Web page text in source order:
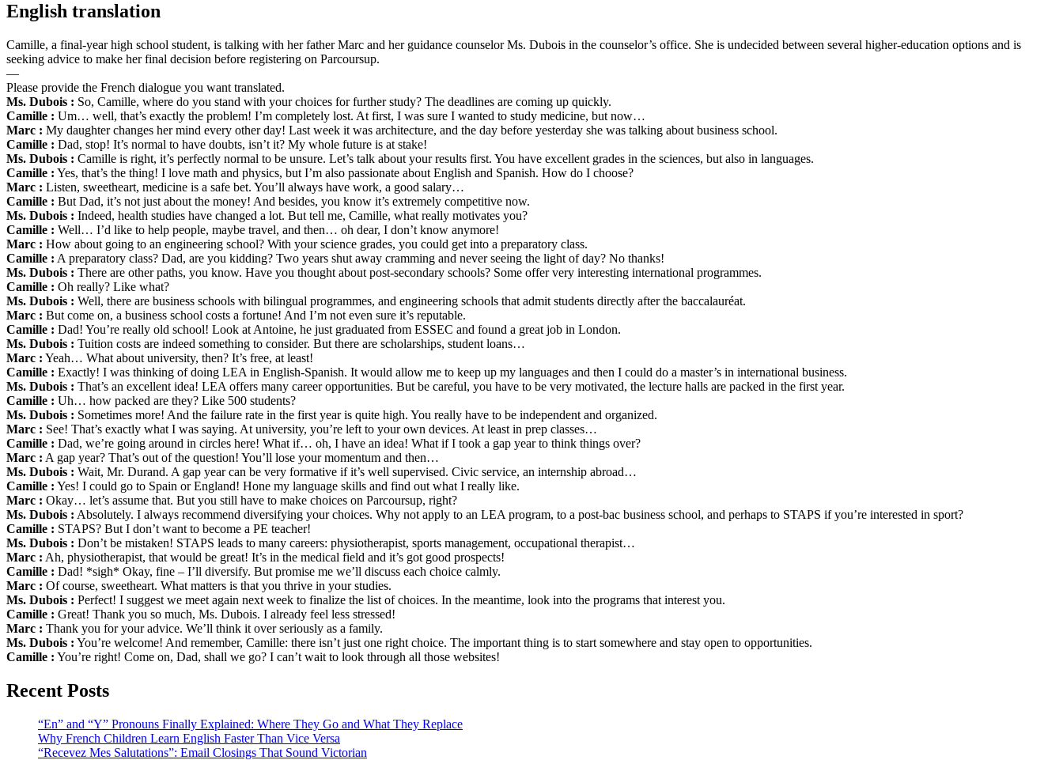
English translation
Camille, a final-year high school student, is talking with her father Marc and her guidance counselor Ms. Dubois in the counselor’s office. She is undecided between several higher-education options and is
seeking advice to make her final decision before registering on Parcoursup.
—
Please provide the French dialogue you want translated.
Ms. Dubois : So, Camille, where do you stand with your choices for further study? The deadlines are coming up quickly.
Camille : Um… well, that’s exactly the problem! I’m completely lost. At first, I was sure I wanted to study medicine, but now…
Marc : My daughter changes her mind every other day! Last week it was architecture, and the day before yesterday she was talking about business school.
Camille : Dad, stop! It’s normal to have doubts, isn’t it? My whole future is at stake!
Ms. Dubois : Camille is right, it’s perfectly normal to be unsure. Let’s talk about your results first. You have excellent grades in the sciences, but also in languages.
Camille : Yes, that’s the thing! I love math and physics, but I’m also passionate about English and Spanish. How do I choose?
Marc : Listen, sweetheart, medicine is a safe bet. You’ll always have work, a good salary…
Camille : But Dad, it’s not just about the money! And besides, you know it’s extremely competitive now.
Ms. Dubois : Indeed, health studies have changed a lot. But tell me, Camille, what really motivates you?
Camille : Well… I’d like to help people, maybe travel, and then… oh dear, I don’t know anymore!
Marc : How about going to an engineering school? With your science grades, you could get into a preparatory class.
Camille : A preparatory class? Dad, are you kidding? Two years shut away cramming and never seeing the light of day? No thanks!
Ms. Dubois : There are other paths, you know. Have you thought about post-secondary schools? Some offer very interesting international programmes.
Camille : Oh really? Like what?
Ms. Dubois : Well, there are business schools with bilingual programmes, and engineering schools that admit students directly after the baccalauréat.
Marc : But come on, a business school costs a fortune! And I’m not even sure it’s reputable.
Camille : Dad! You’re really old school! Look at Antoine, he just graduated from ESSEC and found a great job in London.
Ms. Dubois : Tuition costs are indeed something to consider. But there are scholarships, student loans…
Marc : Yeah… What about university, then? It’s free, at least!
Camille : Exactly! I was thinking of doing LEA in English-Spanish. It would allow me to keep up my languages and then I could do a master’s in international business.
Ms. Dubois : That’s an excellent idea! LEA offers many career opportunities. But be careful, you have to be very motivated, the lecture halls are packed in the first year.
Camille : Uh… how packed are they? Like 500 students?
Ms. Dubois : Sometimes more! And the failure rate in the first year is quite high. You really have to be independent and organized.
Marc : See! That’s exactly what I was saying. At university, you’re left to your own devices. At least in prep classes…
Camille : Dad, we’re going around in circles here! What if… oh, I have an idea! What if I took a gap year to think things over?
Marc : A gap year? That’s out of the question! You’ll lose your momentum and then…
Ms. Dubois : Wait, Mr. Durand. A gap year can be very formative if it’s well supervised. Civic service, an internship abroad…
Camille : Yes! I could go to Spain or England! Hone my language skills and find out what I really like.
Marc : Okay… let’s assume that. But you still have to make choices on Parcoursup, right?
Ms. Dubois : Absolutely. I always recommend diversifying your choices. Why not apply to an LEA program, to a post-bac business school, and perhaps to STAPS if you’re interested in sport?
Camille : STAPS? But I don’t want to become a PE teacher!
Ms. Dubois : Don’t be mistaken! STAPS leads to many careers: physiotherapist, sports management, occupational therapist…
Marc : Ah, physiotherapist, that would be great! It’s in the medical field and it’s got good prospects!
Camille : Dad! *sigh* Okay, fine – I’ll diversify. But promise me we’ll discuss each choice calmly.
Marc : Of course, sweetheart. What matters is that you thrive in your studies.
Ms. Dubois : Perfect! I suggest we meet again next week to finalize the list of choices. In the meantime, look into the programs that interest you.
Camille : Great! Thank you so much, Ms. Dubois. I already feel less stressed!
Marc : Thank you for your advice. We’ll think it over seriously as a family.
Ms. Dubois : You’re welcome! And remember, Camille: there isn’t just one right choice. The important thing is to start somewhere and stay open to opportunities.
Camille : You’re right! Come on, Dad, shall we go? I can’t wait to look through all those websites!
Recent Posts
“En” and “Y” Pronouns Finally Explained: Where They Go and What They Replace
Why French Children Learn English Faster Than Vice Versa
“Recevez Mes Salutations”: Email Closings That Sound Victorian